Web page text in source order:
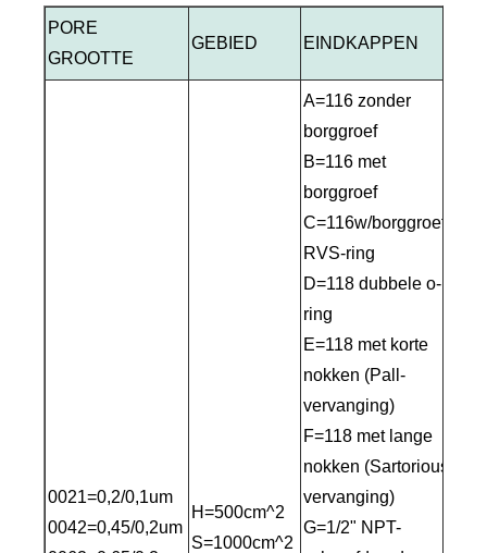
PORE
GROOTTE
GEBIED EINDKAPPEN
0021=0,2/0,1um
0042=0,45/0,2um
H=500cm^2
S=1000cm^2
A=116 zonder
borggroef
B=116 met
borggroef
C=116w/borggroef,
RVS-ring
D=118 dubbele o-
ring
E=118 met korte
nokken (Pall-
vervanging)
F=118 met lange
nokken (Sartorious
vervanging)
G=1/2" NPT-